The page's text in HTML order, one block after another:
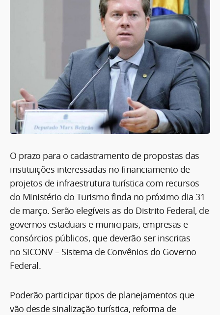
O prazo para o cadastramento de propostas das
instituições interessadas no financiamento de
projetos de infraestrutura turística com recursos
do Ministério do Turismo finda no próximo dia 31
de março. Serão elegíveis as do Distrito Federal, de
governos estaduais e municipais, empresas e
consórcios públicos, que deverão ser inscritas
no SICONV – Sistema de Convênios do Governo
Federal.
Poderão participar tipos de planejamentos que
vão desde sinalização turística, reforma de